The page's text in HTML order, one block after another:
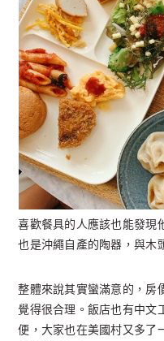
喜歡餐具的人應該也能發現
也是沖繩自產的陶器，與木
整體來說其實蠻滿意的，房
覺得很合理。飯店也有中文
便，大家也在美國村又多了